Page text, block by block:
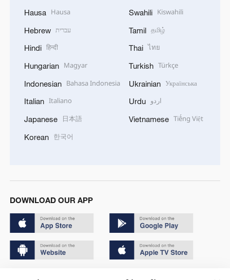
Hausa Hausa
Hebrew עברית
Hindi हिन्दी
Hungarian Magyar
Indonesian Bahasa Indonesia
Italian Italiano
Japanese 日本語
Korean 한국어
Swahili Kiswahili
Tamil தமிழ்
Thai ไทย
Turkish Türkçe
Ukrainian Українська
Urdu اردو
Vietnamese Tiếng Việt
DOWNLOAD OUR APP